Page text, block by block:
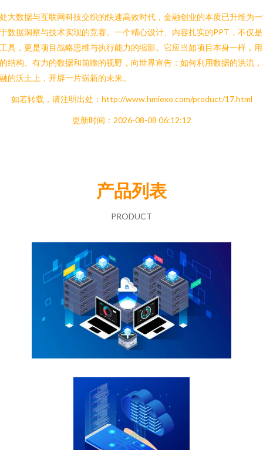
大数据与互联网科技交织的快速高效时代，金融创业的本质已升维为
数据洞察与技术实现的竞赛。一个精心设计、内容扎实的PPT，不仅
具，更是项目战略思维与执行能力的缩影。它应当如项目本身一样，
结构、有力的数据和前瞻的视野，向世界宣告：如何利用数据的洪流
的沃土上，开辟一片崭新的未来。
如若转载，请注明出处：http://www.hmiexo.com/product/17.html
更新时间：2026-08-08 06:12:12
产品列表
PRODUCT